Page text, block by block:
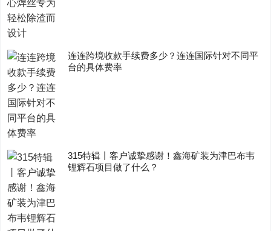
连连跨境收款手续费多少？连连国际针对不同平
台的具体费率
315特辑丨客户诚挚感谢！鑫海矿装为津巴布韦
锂辉石项目做了什么？